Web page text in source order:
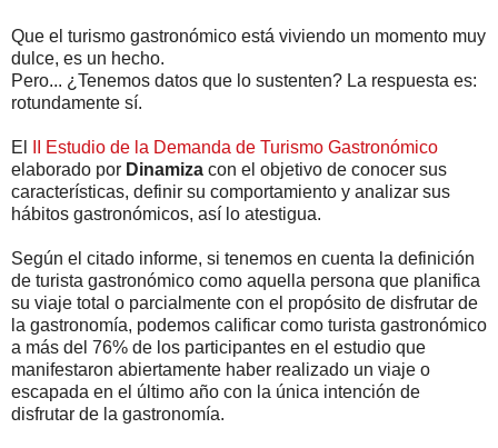
Que el turismo gastronómico está viviendo un momento muy
dulce, es un hecho.
Pero... ¿Tenemos datos que lo sustenten? La respuesta es:
rotundamente sí.
El
II Estudio de la Demanda de Turismo Gastronómico
elaborado por Dinamiza con el objetivo de conocer sus
características, definir su comportamiento y analizar sus
hábitos gastronómicos, así lo atestigua.
Según el citado informe, si tenemos en cuenta la definición
de turista gastronómico como aquella persona que planifica
su viaje total o parcialmente con el propósito de disfrutar de
la gastronomía, podemos calificar como turista gastronómico
a más del 76% de los participantes en el estudio que
manifestaron abiertamente haber realizado un viaje o
escapada en el último año con la única intención de
disfrutar de la gastronomía.